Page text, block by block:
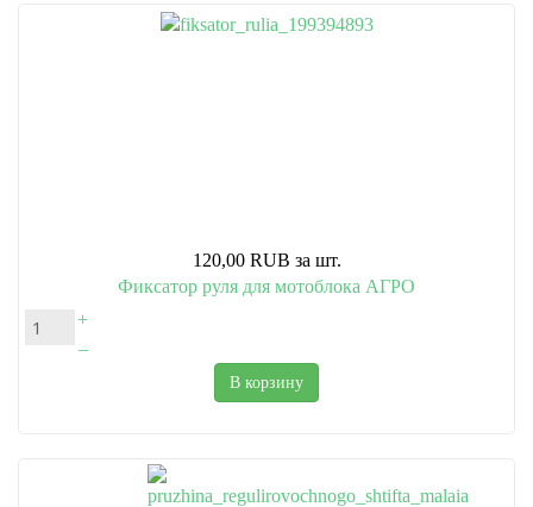
120,00 RUB за шт.
Фиксатор руля для мотоблока АГРО
+
–
В корзину